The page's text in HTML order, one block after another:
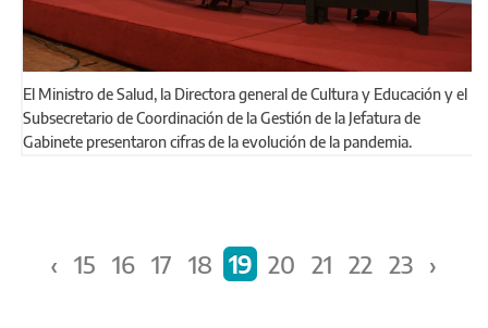
El Ministro de Salud, la Directora general de Cultura y Educación y el
Subsecretario de Coordinación de la Gestión de la Jefatura de
Gabinete presentaron cifras de la evolución de la pandemia.
‹ 15 16 17 18 19 20 21 22 23 ›